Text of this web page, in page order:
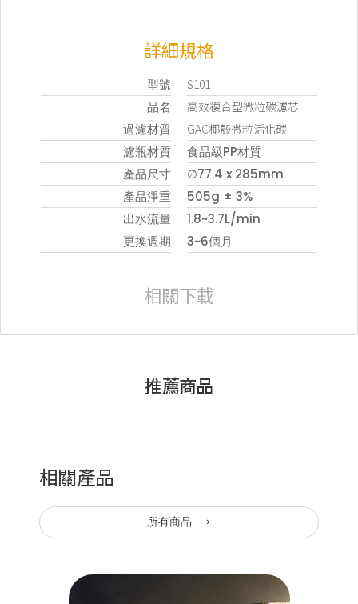
詳細規格
型號 S101
品名 高效複合型微粒碳濾芯
過濾材質 GAC椰殼微粒活化碳
濾瓶材質
食品級PP材質
產品尺寸
∅77.4 x 285mm
產品淨重
505g ± 3%
出水流量
1.8~3.7L/min
更換週期
3~6個月
相關下載
推薦商品
相關產品
所有商品